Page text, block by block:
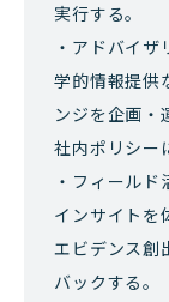
実行する。
・アドバイ
学的情報提供
ンジを企画・
社内ポリシー
・フィール
インサイトを
エビデンス創
バックする。